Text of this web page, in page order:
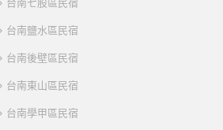
台南七股區民宿
台南鹽水區民宿
台南後壁區民宿
台南東山區民宿
台南學甲區民宿